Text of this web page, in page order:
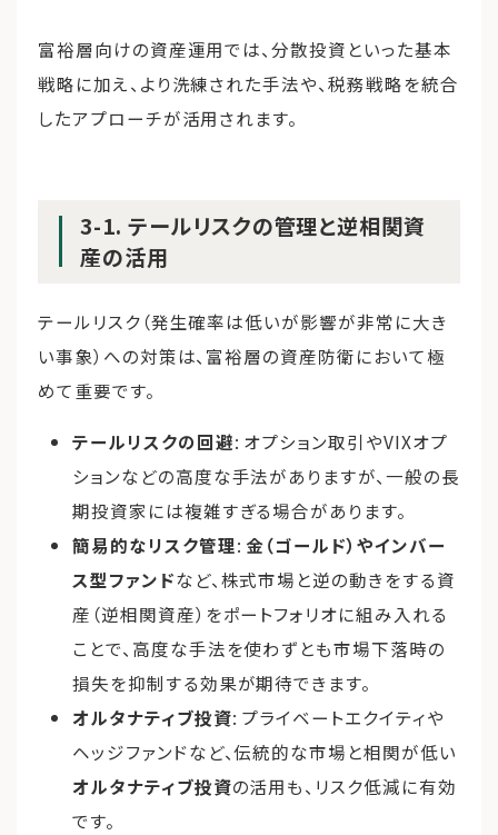
富裕層向けの資産運用では、分散投資といった基本
戦略に加え、より洗練された手法や、税務戦略を統合
したアプローチが活用されます。
3-1. テールリスクの管理と逆相関資
産の活用
テールリスク（発生確率は低いが影響が非常に大き
い事象）への対策は、富裕層の資産防衛において極
めて重要です。
テールリスクの回避: オプション取引やVIXオプ
ションなどの高度な手法がありますが、一般の長
期投資家には複雑すぎる場合があります。
簡易的なリスク管理: 金（ゴールド）やインバー
ス型ファンドなど、株式市場と逆の動きをする資
産（逆相関資産）をポートフォリオに組み入れる
ことで、高度な手法を使わずとも市場下落時の
損失を抑制する効果が期待できます。
オルタナティブ投資: プライベートエクイティや
ヘッジファンドなど、伝統的な市場と相関が低い
オルタナティブ投資の活用も、リスク低減に有効
です。